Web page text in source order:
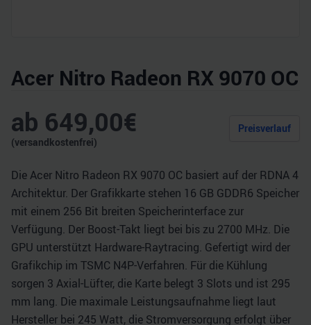
Acer Nitro Radeon RX 9070 OC
ab 649,00€
(versandkostenfrei)
Preisverlauf
Die Acer Nitro Radeon RX 9070 OC basiert auf der RDNA 4
Architektur. Der Grafikkarte stehen 16 GB GDDR6 Speicher
mit einem 256 Bit breiten Speicherinterface zur
Verfügung. Der Boost-Takt liegt bei bis zu 2700 MHz. Die
GPU unterstützt Hardware-Raytracing. Gefertigt wird der
Grafikchip im TSMC N4P-Verfahren. Für die Kühlung
sorgen 3 Axial-Lüfter, die Karte belegt 3 Slots und ist 295
mm lang. Die maximale Leistungsaufnahme liegt laut
Hersteller bei 245 Watt, die Stromversorgung erfolgt über